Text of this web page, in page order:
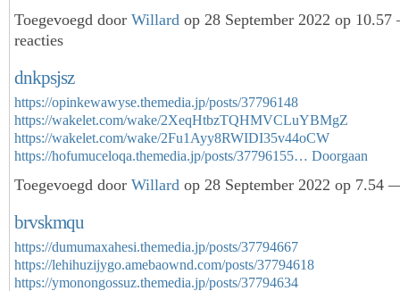
Toegevoegd door Willard op 28 September 2022 op
reacties
dnkpsjsz
https://opinkewawyse.themedia.jp/posts/37796148
https://wakelet.com/wake/2XeqHtbzTQHMVCLuYBMgZ
https://wakelet.com/wake/2Fu1Ayy8RWIDI35v44oCW
https://hofumuceloqa.themedia.jp/posts/37796155… Doorgaan
Toegevoegd door Willard op 28 September 2022 op 7.54
brvskmqu
https://dumumaxahesi.themedia.jp/posts/37794667
https://lehihuzijygo.amebaownd.com/posts/37794618
https://ymonongossuz.themedia.jp/posts/37794634